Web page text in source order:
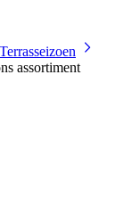
assortiment